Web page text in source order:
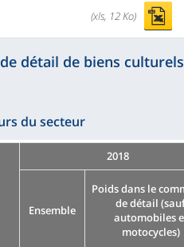
(xls, 12 Ko)
détail de biens
du secteur
2018
Ensemble
Poids dans le
de détail
automobiles
motocycles)